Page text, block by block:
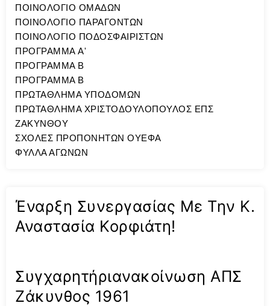
ΠΟΙΝΟΛΟΓΙΟ ΟΜΑΔΩΝ
ΠΟΙΝΟΛΟΓΙΟ ΠΑΡΑΓΟΝΤΩΝ
ΠΟΙΝΟΛΟΓΙΟ ΠΟΔΟΣΦΑΙΡΙΣΤΩΝ
ΠΡΟΓΡΑΜΜΑ A'
ΠΡΟΓΡΑΜΜΑ Β
ΠΡΟΓΡΑΜΜΑ Β
ΠΡΩΤΑΘΛΗΜΑ ΥΠΟΔΟΜΩΝ
ΠΡΩΤΑΘΛΗΜΑ ΧΡΙΣΤΟΔΟΥΛΟΠΟΥΛΟΣ ΕΠΣ
ΖΑΚΥΝΘΟΥ
ΣΧΟΛΕΣ ΠΡΟΠΟΝΗΤΩΝ ΟΥΕΦΑ
ΦΥΛΛΑ ΑΓΩΝΩΝ
Έναρξη Συνεργασίας Με Την Κ.
Αναστασία Κορφιάτη!
Συγχαρητήριανακοίνωση ΑΠΣ
Ζάκυνθος 1961